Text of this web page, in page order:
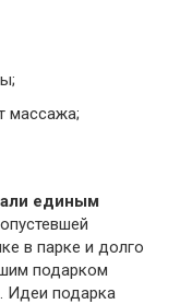
массажа;
единым
в парке и долго
подарком
Идеи подарка